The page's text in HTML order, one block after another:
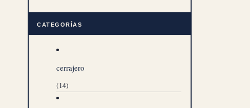
CATEGORÍAS
cerrajero
(14)